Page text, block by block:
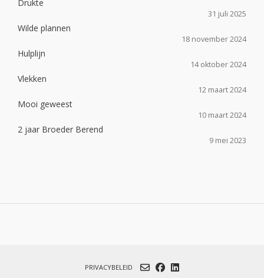
Drukte
31 juli 2025
Wilde plannen
18 november 2024
Hulplijn
14 oktober 2024
Vlekken
12 maart 2024
Mooi geweest
10 maart 2024
2 jaar Broeder Berend
9 mei 2023
PRIVACYBELEID